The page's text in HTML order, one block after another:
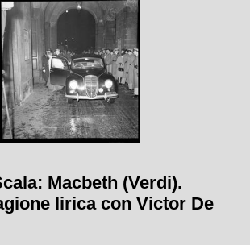
Macbeth (Verdi).
lirica con Victor De